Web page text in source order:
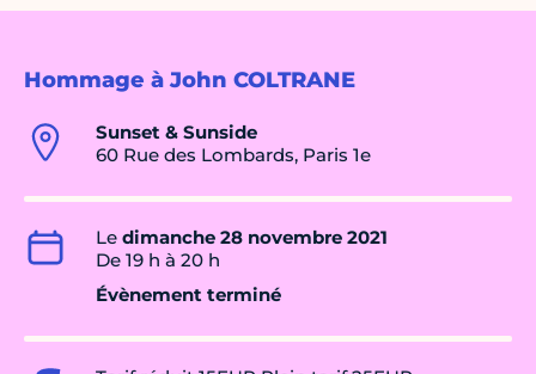
Hommage à John COLTRANE
Sunset & Sunside
60 Rue des Lombards, Paris 1e
Le dimanche 28 novembre 2021
De 19 h à 20 h
Évènement terminé